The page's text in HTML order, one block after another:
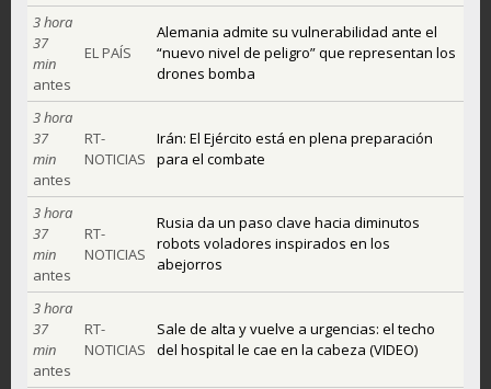
3 hora
37
min
antes
EL PAÍS
Alemania admite su vulnerabilidad ante el
“nuevo nivel de peligro” que representan los
drones bomba
3 hora
37
min
antes
RT-
NOTICIAS
Irán: El Ejército está en plena preparación
para el combate
3 hora
37
min
antes
RT-
NOTICIAS
Rusia da un paso clave hacia diminutos
robots voladores inspirados en los
abejorros
3 hora
37
min
antes
RT-
NOTICIAS
Sale de alta y vuelve a urgencias: el techo
del hospital le cae en la cabeza (VIDEO)